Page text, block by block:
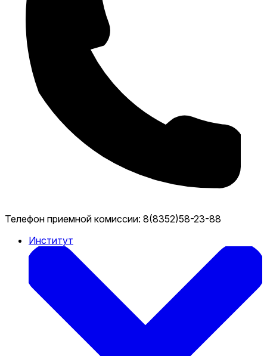
Телефон приемной комиссии: 8(8352)58-23-88
Институт